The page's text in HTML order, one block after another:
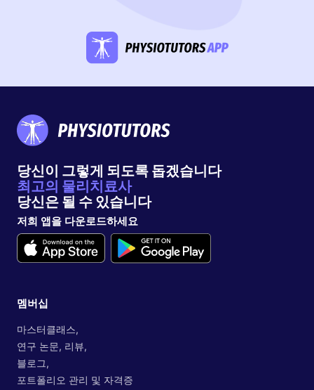
당신이 그렇게 되도록 돕겠습니다
최고의 물리치료사
당신은 될 수 있습니다
저희 앱을 다운로드하세요
멤버십
마스터클래스,
연구 논문, 리뷰,
블로그,
포트폴리오 관리 및 자격증